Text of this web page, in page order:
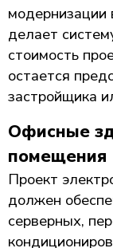
делает
стоимость
остается
застройщика
Офисные
помещения
Проект
должен
серверных,